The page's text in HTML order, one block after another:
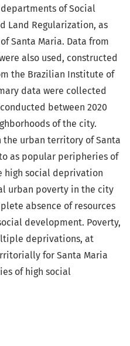
of Social
Land Regularization, as
Santa Maria. Data from
also used, constructed
the Brazilian Institute of
data were collected
between 2020
of the city.
the urban territory of Santa
as popular peripheries of
high social deprivation
urban poverty in the city
absence of resources
development. Poverty,
deprivations, at
for Santa Maria
of high social